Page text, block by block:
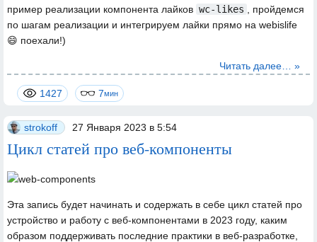
пример реализации компонента лайков wc-likes
, пройдемся
по шагам реализации и интегрируем лайки прямо на webislife
😄 поехали!)
Читать далее… »
1427 7мин
strokoff 27 Января 2023 в 5:54
Цикл статей про веб-компоненты
Эта запись будет начинать и содержать в себе цикл статей про
устройство и работу с веб-компонентами в 2023 году, каким
образом поддерживать последние практики в веб-разработке,